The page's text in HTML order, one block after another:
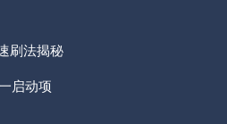
刷法揭秘
启动项